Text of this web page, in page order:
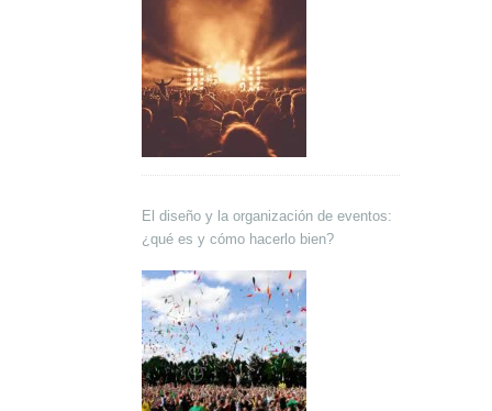
El diseño y la organización de eventos:
¿qué es y cómo hacerlo bien?